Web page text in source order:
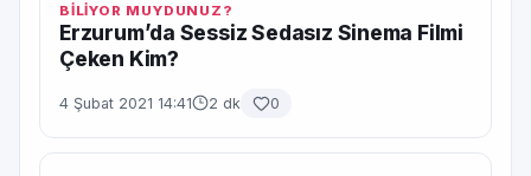
BİLİYOR MUYDUNUZ?
Erzurum’da Sessiz Sedasız Sinema Filmi
Çeken Kim?
4 Şubat 2021 14:41 2 dk 0